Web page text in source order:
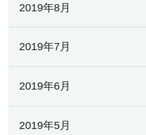
2019年8月
2019年7月
2019年6月
2019年5月